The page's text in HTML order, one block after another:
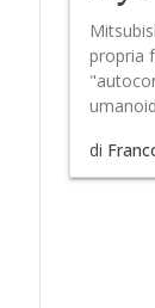
propria
di